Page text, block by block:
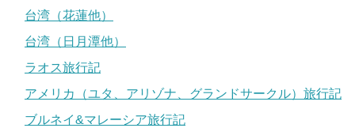
台湾（花蓮他）
台湾（日月潭他）
ラオス旅行記
アメリカ（ユタ、アリゾナ、グランドサークル）旅行記
ブルネイ&マレーシア旅行記